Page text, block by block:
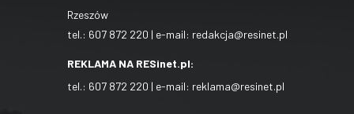
Rzeszów
tel.: 607 872 220 | e-mail: redakcja@resinet.pl
REKLAMA NA RESinet.pl:
tel.: 607 872 220 | e-mail: reklama@resinet.pl